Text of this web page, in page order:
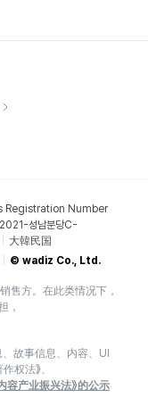
Registration Number
성남분당C-
大韓民国
© wadiz Co., Ltd.
售方。在此类情况下，
，
故事信息、内容、UI
权法》、
容产业振兴法》的公示